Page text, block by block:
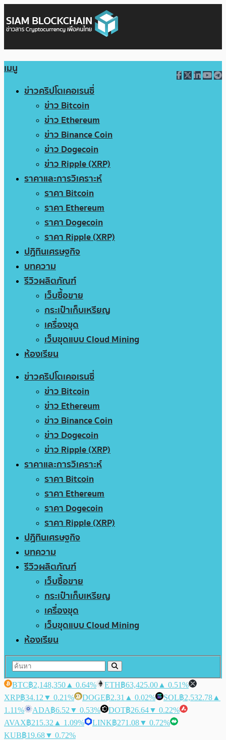
เมนู
ข่าวคริปโตเคอเรนซี่
ข่าว Bitcoin
ข่าว Ethereum
ข่าว Binance Coin
ข่าว Dogecoin
ข่าว Ripple (XRP)
ราคาและการวิเคราะห์
ราคา Bitcoin
ราคา Ethereum
ราคา Dogecoin
ราคา Ripple (XRP)
ปฏิทินเศรษฐกิจ
บทความ
รีวิวผลิตภัณฑ์
เว็บซื้อขาย
กระเป๋าเก็บเหรียญ
เครื่องขุด
เว็บขุดแบบ Cloud Mining
ห้องเรียน
ข่าวคริปโตเคอเรนซี่
ข่าว Bitcoin
ข่าว Ethereum
ข่าว Binance Coin
ข่าว Dogecoin
ข่าว Ripple (XRP)
ราคาและการวิเคราะห์
ราคา Bitcoin
ราคา Ethereum
ราคา Dogecoin
ราคา Ripple (XRP)
ปฏิทินเศรษฐกิจ
บทความ
รีวิวผลิตภัณฑ์
เว็บซื้อขาย
กระเป๋าเก็บเหรียญ
เครื่องขุด
เว็บขุดแบบ Cloud Mining
ห้องเรียน
BTC฿2,148,350 ▲ 0.64% ETH฿63,425.00 ▲ 0.51%
XRP฿34.12 ▼ 0.21% DOGE฿2.31 ▲ 0.02% SOL฿2,532.78 ▲
1.11%
ADA฿6.52 ▼ 0.53% DOT฿26.64▼ 0.22%
AVAX฿215.32 ▲ 1.09% LINK฿271.08▼ 0.72%
KUB฿19.68▼ 0.72%